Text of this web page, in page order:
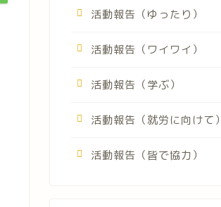
活動報告（ゆったり）
活動報告（ワイワイ）
活動報告（学ぶ）
活動報告（就労に向けて）
活動報告（皆で協力）